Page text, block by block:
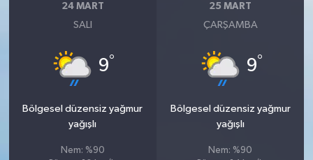
24 MART
SALI
9°
Bölgesel düzensiz yağmur
yağışlı
Nem: %90
25 MART
ÇARŞAMBA
9°
Bölgesel düzensiz yağmur
yağışlı
Nem: %90